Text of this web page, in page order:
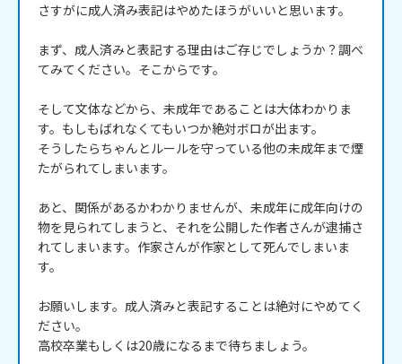
さすがに成人済み表記はやめたほうがいいと思います。
まず、成人済みと表記する理由はご存じでしょうか？調べ
てみてください。そこからです。
そして文体などから、未成年であることは大体わかりま
す。もしもばれなくてもいつか絶対ボロが出ます。
そうしたらちゃんとルールを守っている他の未成年まで煙
たがられてしまいます。
あと、関係があるかわかりませんが、未成年に成年向けの
物を見られてしまうと、それを公開した作者さんが逮捕さ
れてしまいます。作家さんが作家として死んでしまいま
す。
お願いします。成人済みと表記することは絶対にやめてく
ださい。
高校卒業もしくは20歳になるまで待ちましょう。